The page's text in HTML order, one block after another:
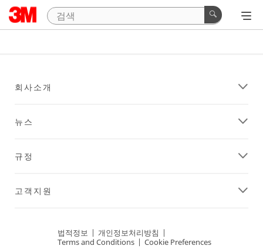
회사소개
뉴스
규정
고객지원
법적정보 | 개인정보처리방침 |
Terms and Conditions | Cookie Preferences